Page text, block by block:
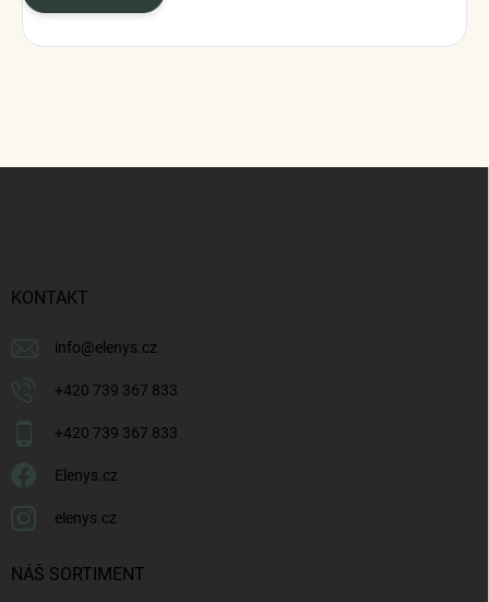
KONTAKT
info@elenys.cz
+420 739 367 833
+420 739 367 833
Elenys.cz
elenys.cz
NÁŠ SORTIMENT